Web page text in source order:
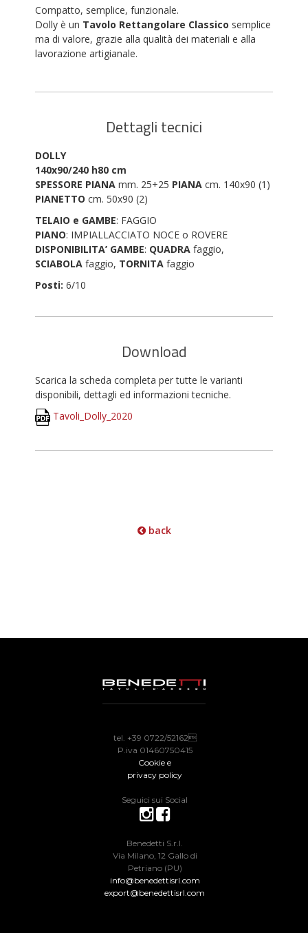
Compatto, semplice, funzionale.
Dolly è un Tavolo Rettangolare Classico semplice
ma di valore, grazie alla qualità dei materiali e alla
lavorazione artigianale.
Dettagli tecnici
DOLLY
140x90/240 h80 cm
SPESSORE PIANA mm. 25+25 PIANA cm. 140x90 (1)
PIANETTO cm. 50x90 (2)
TELAIO e GAMBE: FAGGIO
PIANO: IMPIALLACCIATO NOCE o ROVERE
DISPONIBILITA’ GAMBE: QUADRA faggio,
SCIABOLA faggio, TORNITA faggio
Posti: 6/10
Download
Scarica la scheda completa per tutte le varianti
disponibili, dettagli ed informazioni tecniche.
Tavoli_Dolly_2020
back
tel. +39 0722/52162
P.iva 01460750415
Cookie e
privacy policy
Seguici sui Social
Benedetti S.r.l.
Via Milano, 12 Gallo di
Petriano (PU)
info@benedettisrl.com
export@benedettisrl.com